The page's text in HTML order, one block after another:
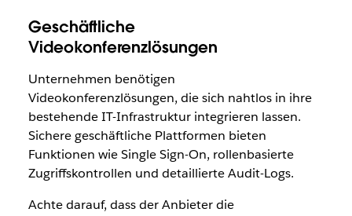
Geschäftliche
Videokonferenzlösungen
Unternehmen benötigen
Videokonferenzlösungen, die sich nahtlos in ihre
bestehende IT-Infrastruktur integrieren lassen.
Sichere geschäftliche Plattformen bieten
Funktionen wie Single Sign-On, rollenbasierte
Zugriffskontrollen und detaillierte Audit-Logs.
Achte darauf, dass der Anbieter die